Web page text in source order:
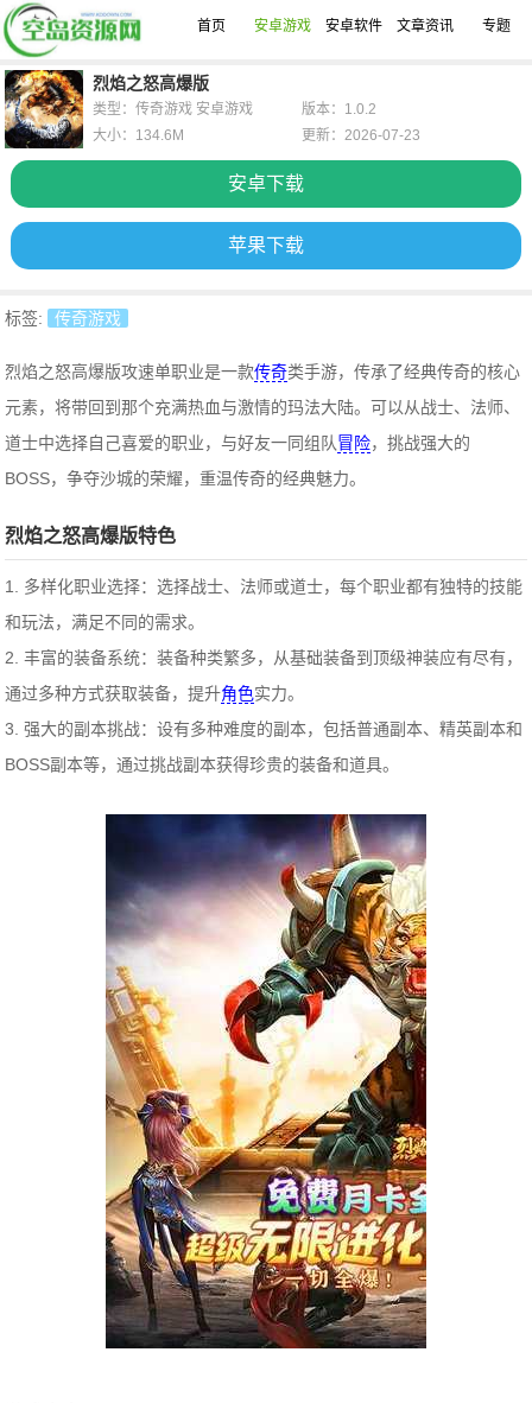
首页 安卓游戏 安卓软件 文章资讯 专题
烈焰之怒高爆版
安卓下载
苹果下载
类型：传奇游戏 安卓游戏
版本：1.0.2
大小：134.6M
更新：2026-07-23
标签: 传奇游戏
烈焰之怒高爆版攻速单职业是一款传奇类手游，传承了经典传奇的核心
元素，将带回到那个充满热血与激情的玛法大陆。可以从战士、法师、
道士中选择自己喜爱的职业，与好友一同组队冒险，挑战强大的
BOSS，争夺沙城的荣耀，重温传奇的经典魅力。
烈焰之怒高爆版特色
1. 多样化职业选择：选择战士、法师或道士，每个职业都有独特的技能
和玩法，满足不同的需求。
2. 丰富的装备系统：装备种类繁多，从基础装备到顶级神装应有尽有，
通过多种方式获取装备，提升角色实力。
3. 强大的副本挑战：设有多种难度的副本，包括普通副本、精英副本和
BOSS副本等，通过挑战副本获得珍贵的装备和道具。